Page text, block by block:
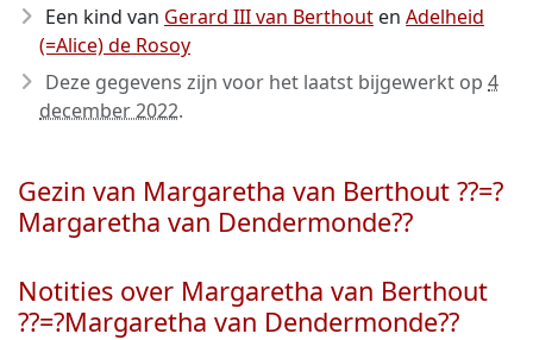
Een kind van Gerard III van Berthout en Adelheid
(=Alice) de Rosoy
Deze gegevens zijn voor het laatst bijgewerkt op 4
december 2022.
Gezin van Margaretha van Berthout ??=?
Margaretha van Dendermonde??
Notities over Margaretha van Berthout
??=?Margaretha van Dendermonde??